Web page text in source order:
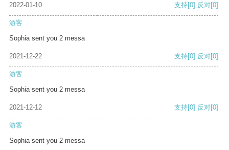
2022-01-10 支持[0] 反对[0]
游客
Sophia sent you 2 messa
2021-12-22 支持[0] 反对[0]
游客
Sophia sent you 2 messa
2021-12-12 支持[0] 反对[0]
游客
Sophia sent you 2 messa